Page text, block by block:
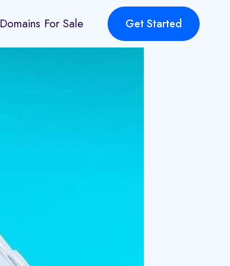
Domains For Sale Get Started